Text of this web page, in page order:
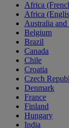
Africa
Africa
Australia
Belgium
Brazil
Canada
Chile
Croatia
Czech
Denmark
France
Finland
Hungary
India